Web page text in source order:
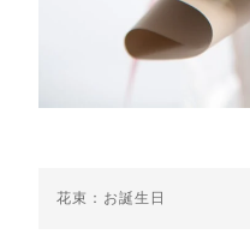
花束：お誕生日